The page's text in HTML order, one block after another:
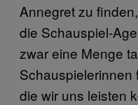
Annegret zu
die Schauspiel-
zwar eine Menge
Schauspielerinnen
die wir uns leisten